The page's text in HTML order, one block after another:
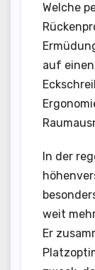
Welche
auf
In der
weit
Er